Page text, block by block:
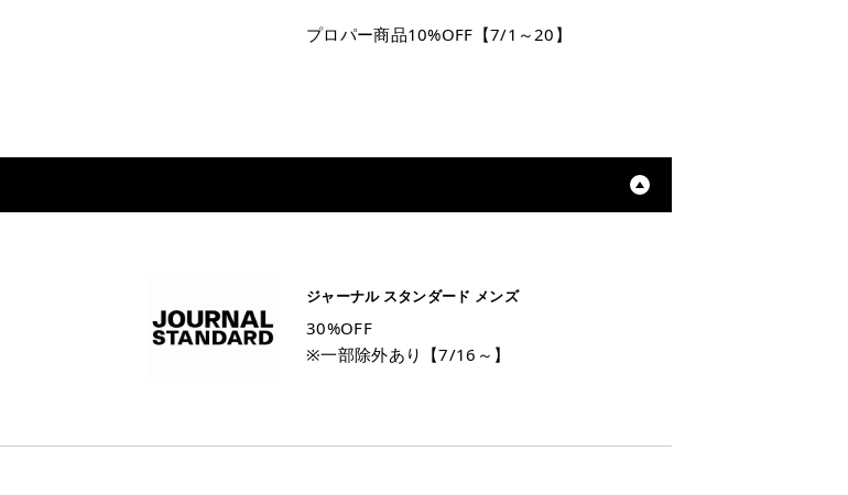
プロパー商品10%OFF【7/1～20】
ジャーナル スタンダード メンズ
30%OFF
※一部除外あり【7/16～】